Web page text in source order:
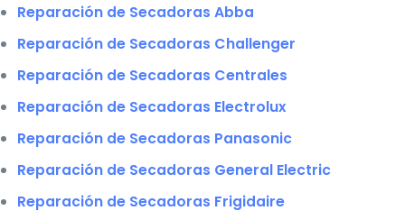
Reparación de Secadoras Abba
Reparación de Secadoras Challenger
Reparación de Secadoras Centrales
Reparación de Secadoras Electrolux
Reparación de Secadoras Panasonic
Reparación de Secadoras General Electric
Reparación de Secadoras Frigidaire